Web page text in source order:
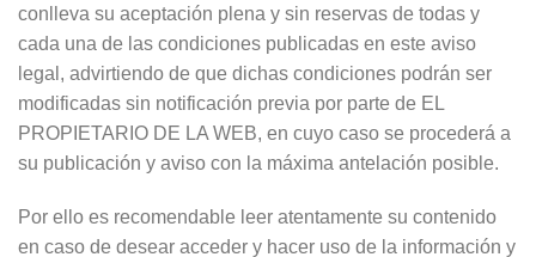
conlleva su aceptación plena y sin reservas de todas y
cada una de las condiciones publicadas en este aviso
legal, advirtiendo de que dichas condiciones podrán ser
modificadas sin notificación previa por parte de EL
PROPIETARIO DE LA WEB, en cuyo caso se procederá a
su publicación y aviso con la máxima antelación posible.
Por ello es recomendable leer atentamente su contenido
en caso de desear acceder y hacer uso de la información y